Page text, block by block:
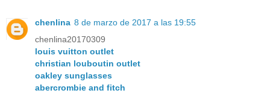
chenlina 8 de marzo de 2017 a las 19:55
chenlina20170309
louis vuitton outlet
christian louboutin outlet
oakley sunglasses
abercrombie and fitch